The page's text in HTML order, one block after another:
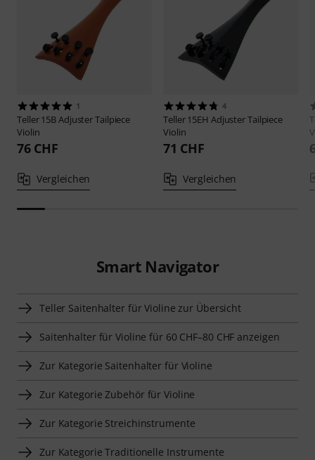
1
Teller15B Adjuster Tailpiece
Violin
76 CHF
Vergleichen
4
Teller15EH Adjuster Tailpiece
Violin
71 CHF
Vergleichen
Smart Navigator
Teller Saitenhalter für Violine zur Übersicht
Saitenhalter für Violine für 60 CHF–80 CHF anzeigen
Zur Kategorie Saitenhalter für Violine
Zur Kategorie Zubehör für Violine
Zur Kategorie Streichinstrumente
Zur Kategorie Traditionelle Instrumente